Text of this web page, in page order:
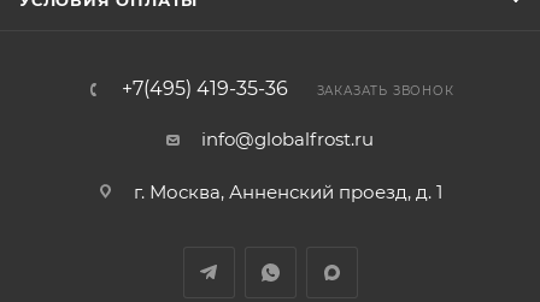
+7(495) 419-35-36 ЗАКАЗАТЬ ЗВОНОК
info@globalfrost.ru
г. Москва, Анненский проезд, д. 1